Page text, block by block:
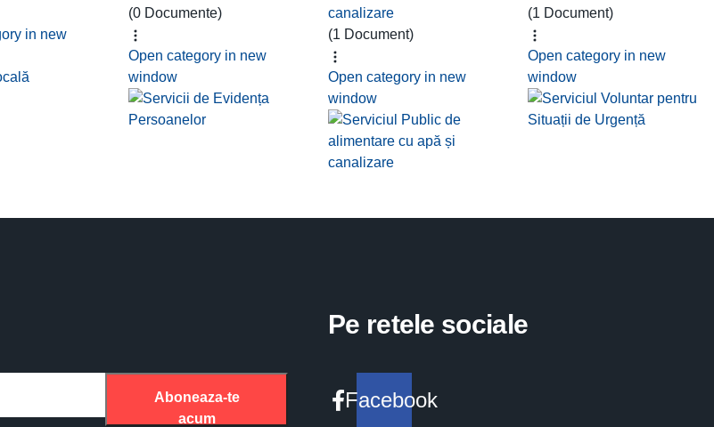
in new
(0 Documente)
Open category in new
window
canalizare
(1 Document)
Open category in new
window
(1 Document)
Open category in new
window
Aboneaza-te
acum
Pe retele sociale
Facebook